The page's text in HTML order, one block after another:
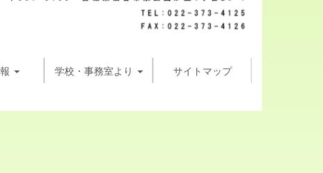
学校・事務室より サイトマップ